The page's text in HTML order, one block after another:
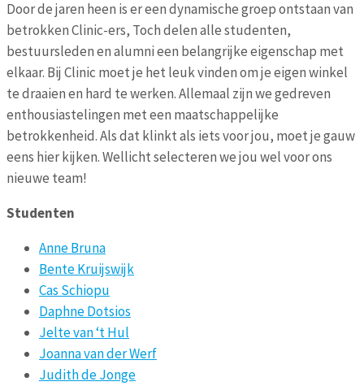
Door de jaren heen is er een dynamische groep ontstaan van
betrokken Clinic-ers, Toch delen alle studenten,
bestuursleden en alumni een belangrijke eigenschap met
elkaar. Bij Clinic moet je het leuk vinden om je eigen winkel
te draaien en hard te werken. Allemaal zijn we gedreven
enthousiastelingen met een maatschappelijke
betrokkenheid. Als dat klinkt als iets voor jou, moet je gauw
eens hier kijken. Wellicht selecteren we jou wel voor ons
nieuwe team!
Studenten
Anne Bruna
Bente Kruijswijk
Cas Schiopu
Daphne Dotsios
Jelte van ‘t Hul
Joanna van der Werf
Judith de Jonge